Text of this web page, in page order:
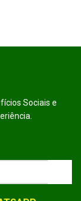
Sociais e